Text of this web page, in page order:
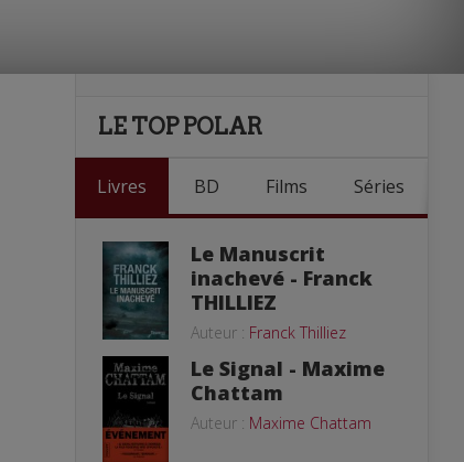
LE TOP POLAR
Livres BD Films Séries
Le Manuscrit
inachevé - Franck
THILLIEZ
Auteur : Franck Thilliez
Le Signal - Maxime
Chattam
Auteur : Maxime Chattam